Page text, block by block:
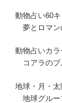
動物占い60
夢とロマン
動物占いカ
コアラのブ
地球・月・
地球グルー